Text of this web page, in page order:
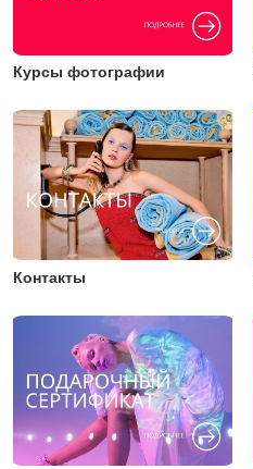
Курсы фотографии
Контакты